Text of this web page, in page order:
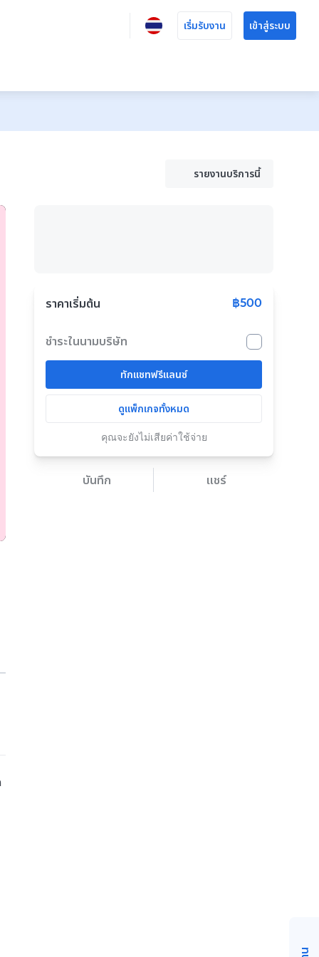
เริ่มรับงาน เข้าสู่ระบบ
รายงานบริการนี้
ราคาเริ่มต้น ฿500
ชำระในนามบริษัท
ทักแชทฟรีแลนซ์
ดูแพ็กเกจทั้งหมด
คุณจะยังไม่เสียค่าใช้จ่าย
บันทึก แชร์